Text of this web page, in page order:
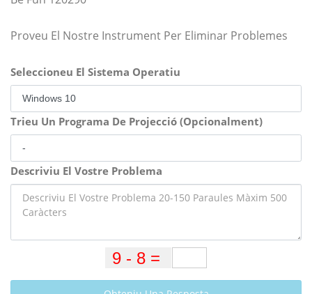
Proveu El Nostre Instrument Per Eliminar Problemes
Seleccioneu El Sistema Operatiu
Trieu Un Programa De Projecció (Opcionalment)
Descriviu El Vostre Problema